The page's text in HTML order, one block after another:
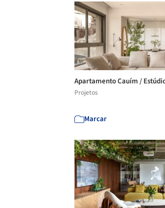
Apartamento Cauím /
Projetos
Marcar